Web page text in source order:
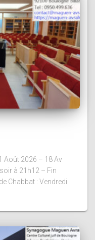
Chabbat : Vendredi